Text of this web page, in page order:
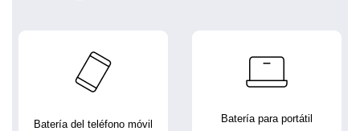
Batería del teléfono móvil Batería para portátil